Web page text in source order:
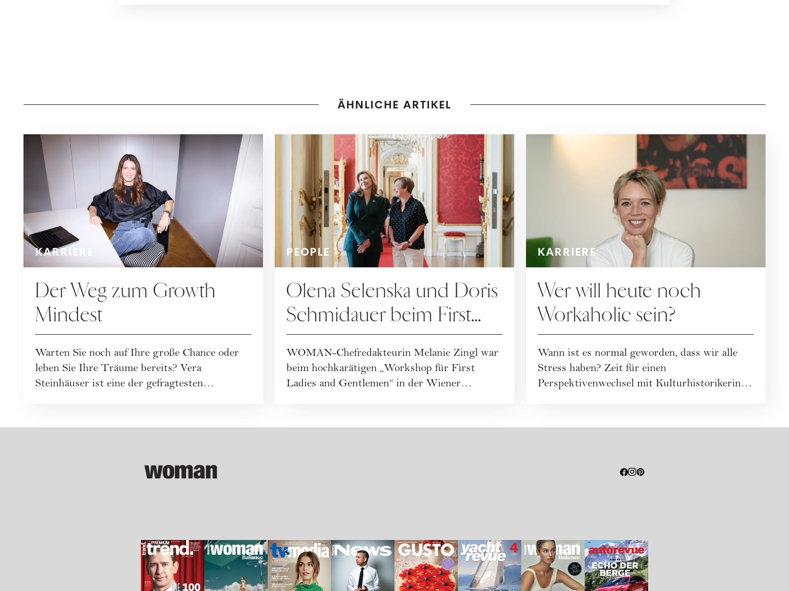
ÄHNLICHE ARTIKEL
KARRIERE
Der Weg zum Growth
Mindest
Warten Sie noch auf Ihre große Chance oder
leben Sie Ihre Träume bereits? Vera
Steinhäuser ist eine der gefragtesten
PEOPLE
Olena Selenska und Doris
Schmidauer beim First
Ladies & Gentlemen
Summit in Wien
WOMAN-Chefredakteurin Melanie Zingl war
beim hochkarätigen „Workshop für First
Ladies and Gentlemen“ in der Wiener
KARRIERE
Wer will heute noch
Workaholic sein?
Wann ist es normal geworden, dass wir alle
Stress haben? Zeit für einen
Perspektivenwechsel mit Kulturhistorikerin